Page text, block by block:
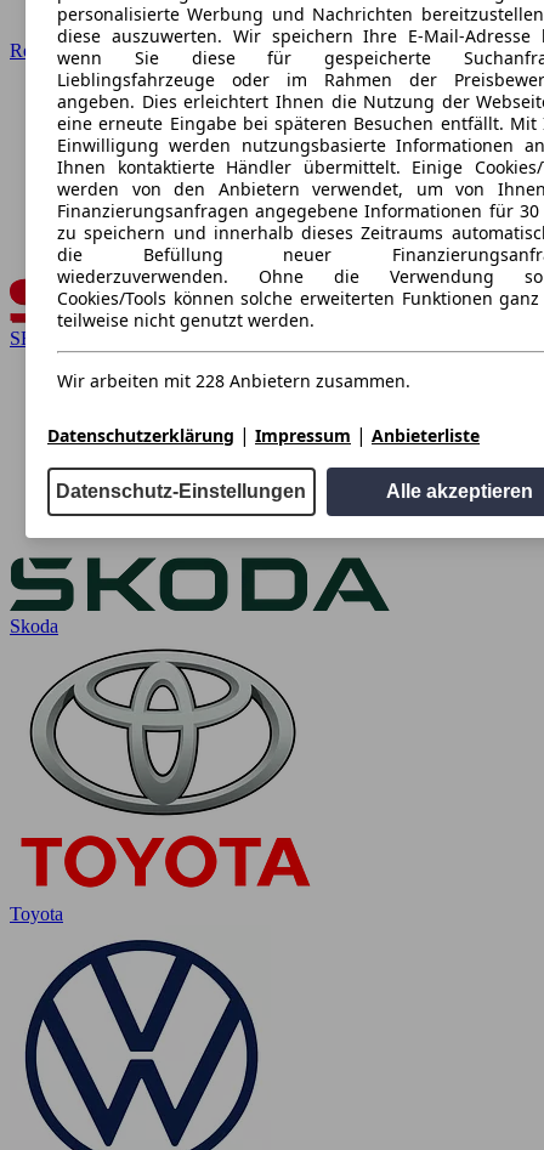
Renault
SEAT
Skoda
Toyota
personalisierte Werbung und Nachrichten
diese auszuwerten. Wir speichern Ihre E-Mail-Adresse
wenn Sie diese für gespeicherte
Lieblingsfahrzeuge oder im Rahmen der
angeben. Dies erleichtert Ihnen die Nutzung der
eine erneute Eingabe bei späteren Besuchen entfällt. Mit
Einwilligung werden nutzungsbasierte Informationen
Ihnen kontaktierte Händler übermittelt. Einige Cookies/
werden von den Anbietern verwendet, um von
Finanzierungsanfragen angegebene Informationen für 30
zu speichern und innerhalb dieses Zeitraums
die Befüllung neuer
wiederzuverwenden. Ohne die Verwendung
Cookies/Tools können solche erweiterten Funktionen
teilweise nicht genutzt werden.
Wir arbeiten mit 228 Anbietern zusammen.
Datenschutzerklärung | Impressum | Anbieterliste
Datenschutz-Einstellungen Alle akzeptieren